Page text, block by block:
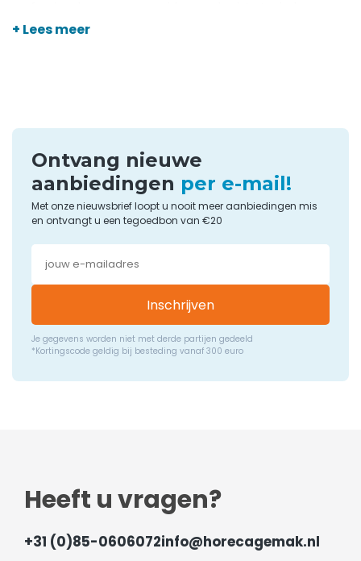
ideaal voor cafés, restaurants en lunchzaken die constante
+ Lees meer
Ontvang nieuwe
aanbiedingen per e-mail!
Met onze nieuwsbrief loopt u nooit meer aanbiedingen mis
en ontvangt u een tegoedbon van €20
Inschrijven
Je gegevens worden niet met derde partijen gedeeld
*Kortingscode geldig bij besteding vanaf 300 euro
Heeft u vragen?
+31 (0)85-0606072info@horecagemak.nl